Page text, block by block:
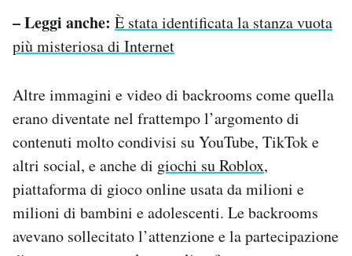
– Leggi anche: È stata identificata la stanza vuota
più misteriosa di Internet
Altre immagini e video di backrooms come quella
erano diventate nel frattempo l’argomento di
contenuti molto condivisi su YouTube, TikTok e
altri social, e anche di giochi su Roblox,
piattaforma di gioco online usata da milioni e
milioni di bambini e adolescenti. Le backrooms
avevano sollecitato l’attenzione e la partecipazione